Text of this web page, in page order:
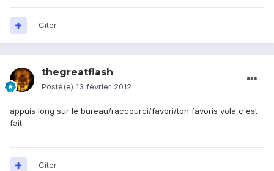
Citer
thegreatflash
Posté(e) 13 février 2012
appuis long sur le bureau/raccourci/favori/ton favoris vola c'est
fait
Citer